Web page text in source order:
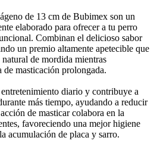
de 13 cm de Bubimex son un
elaborado para ofrecer a tu perro
Combinan el delicioso sabor
un premio altamente apetecible que
de mordida mientras
masticación prolongada.
diario y contribuye a
más tiempo, ayudando a reducir
de masticar colabora en la
favoreciendo una mejor higiene
acumulación de placa y sarro.